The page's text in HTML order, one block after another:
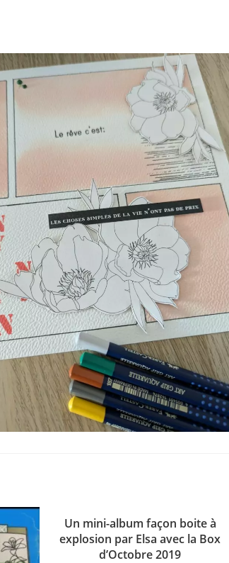
Un mini-album façon boite à
explosion par Elsa avec la Box
d’Octobre 2019